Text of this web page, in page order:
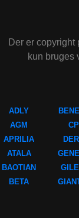
Der er copyright
kun bruges
ADLY
AGM
APRILIA
ATALA
BAOTIAN
BETA
CPI